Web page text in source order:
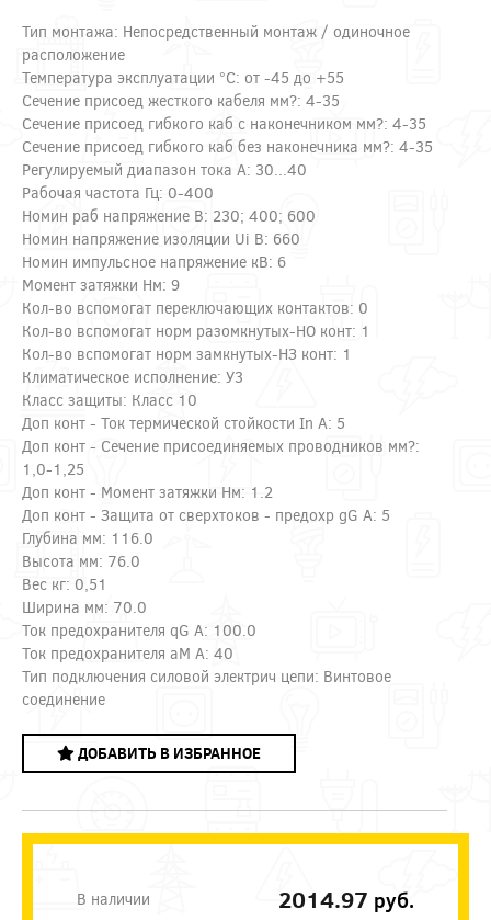
Тип монтажа: Непосредственный монтаж / одиночное
расположение
Температура эксплуатации °C: от -45 до +55
Сечение присоед жесткого кабеля мм?: 4-35
Сечение присоед гибкого каб с наконечником мм?: 4-35
Сечение присоед гибкого каб без наконечника мм?: 4-35
Регулируемый диапазон тока А: 30...40
Рабочая частота Гц: 0-400
Номин раб напряжение В: 230; 400; 600
Номин напряжение изоляции Ui В: 660
Номин импульсное напряжение кВ: 6
Момент затяжки Нм: 9
Кол-во вспомогат переключающих контактов: 0
Кол-во вспомогат норм разомкнутых-НО конт: 1
Кол-во вспомогат норм замкнутых-НЗ конт: 1
Климатическое исполнение: У3
Класс защиты: Класс 10
Доп конт - Ток термической стойкости In А: 5
Доп конт - Сечение присоединяемых проводников мм?:
1,0-1,25
Доп конт - Момент затяжки Нм: 1.2
Доп конт - Защита от сверхтоков - предохр gG А: 5
Глубина мм: 116.0
Высота мм: 76.0
Вес кг: 0,51
Ширина мм: 70.0
Ток предохранителя qG А: 100.0
Ток предохранителя aM А: 40
Тип подключения силовой электрич цепи: Винтовое
соединение
ДОБАВИТЬ В ИЗБРАННОЕ
В наличии 2014.97 руб.